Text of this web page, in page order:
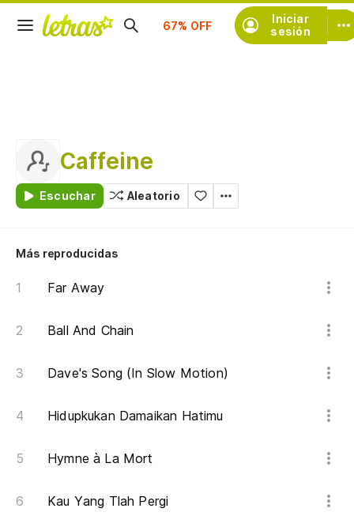
Iniciar
sesión
Suscríbete
Caffeine
Escuchar Aleatorio
Más reproducidas
Far Away
Ball And Chain
Dave's Song (In Slow Motion)
Hidupkukan Damaikan Hatimu
Hymne à La Mort
Kau Yang Tlah Pergi